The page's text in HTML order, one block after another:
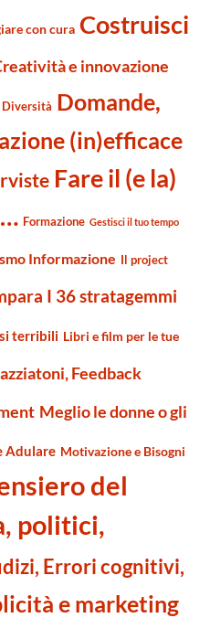
con cura Costruisci
e innovazione
Diversità Domande,
(in)efficace
Fare il (e la)
Formazione Gestisci il tuo tempo
Informazione Il project
I 36 stratagemmi
terribili Libri e film per le tue
Feedback
Meglio le donne o gli
Adulare Motivazione e Bisogni
del
politici,
Errori cognitivi,
e marketing